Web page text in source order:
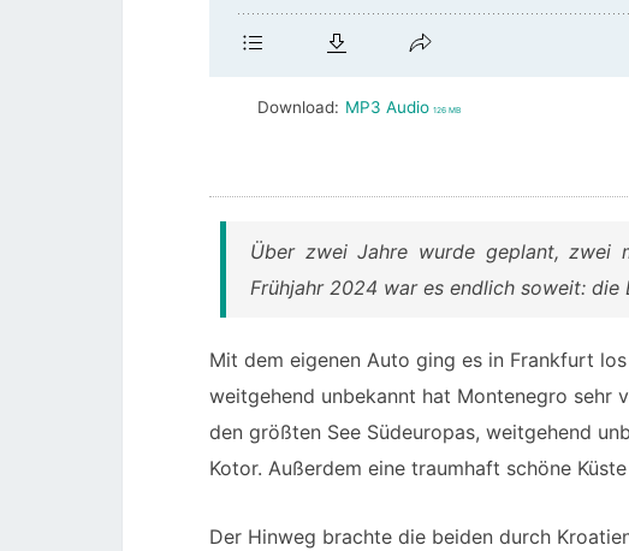
Download: MP3 Audio 126 MB
Über zwei Jahre wurde geplant, zwei
Frühjahr 2024 war es endlich soweit:
Mit dem eigenen Auto ging es in Frankfurt
weitgehend unbekannt hat Montenegro sehr
den größten See Südeuropas, weitgehend
Kotor. Außerdem eine traumhaft schöne
Der Hinweg brachte die beiden durch